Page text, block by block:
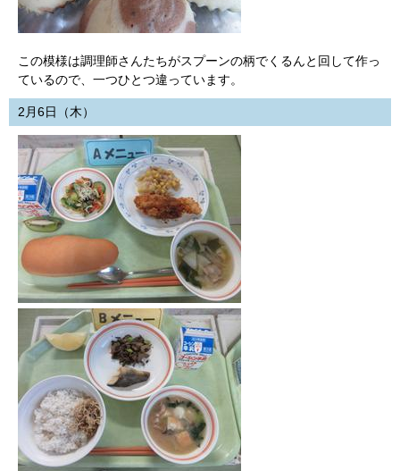
この模様は調理師さんたちがスプーンの柄でくるんと回して作っ
ているので、一つひとつ違っています。
2月6日（木）